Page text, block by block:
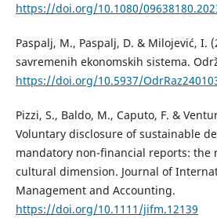
https://doi.org/10.1080/
Paspalj, M., Paspalj, D. & Milojević, I.
savremenih ekonomskih sistema.
https://doi.org/10.5937/
Pizzi, S., Baldo, M., Caputo, F. &
Voluntary disclosure of sustainable
mandatory non-financial reports: the
cultural dimension. Journal of
Management and Accounting.
https://doi.org/10.1111/jifm.12139